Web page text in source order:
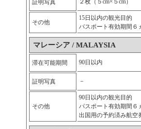
証明写真 ２枚（５cm×５cm）
その他
15日以内の観光目的
パスポート有効期間６
マレーシア / MALAYSIA
滞在可能期間 90日以内
証明写真 －
その他
90日以内の観光目的
パスポート有効期間６
出国用の予約済み航空